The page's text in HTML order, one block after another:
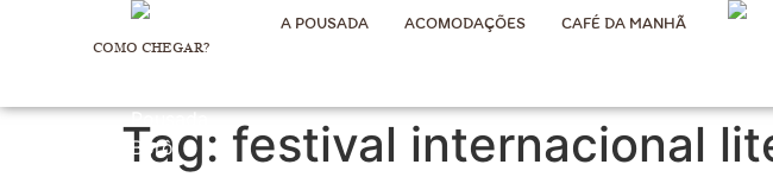
COMO CHEGAR?
A POUSADA ACOMODAÇÕES CAFÉ DA MANHÃ
Tag: festival internacional